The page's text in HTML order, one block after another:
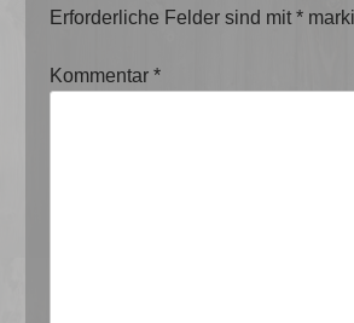
Erforderliche Felder sind mit*
Kommentar*